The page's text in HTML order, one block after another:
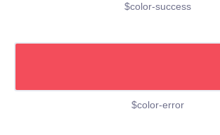
$color-success
$color-error